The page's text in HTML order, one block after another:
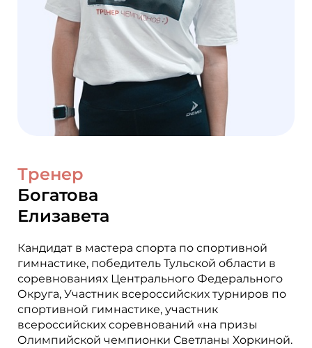
Тренер
Богатова
Елизавета
Кандидат в мастера спорта по спортивной
гимнастике, победитель Тульской области в
соревнованиях Центрального Федерального
Округа, Участник всероссийских турниров по
спортивной гимнастике, участник
всероссийских соревнований «на призы
Олимпийской чемпионки Светланы Хоркиной.